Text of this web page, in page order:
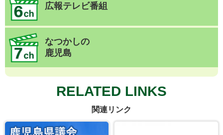
広報テレビ番組
なつかしの
鹿児島
RELATED LINKS
関連リンク